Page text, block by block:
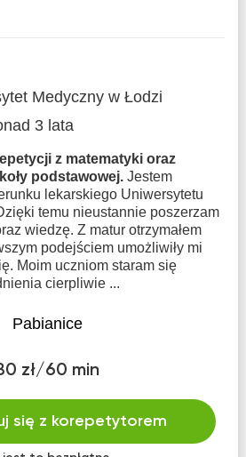
Medyczny w Łodzi
3 lata
z matematyki oraz
podstawowej. Jestem
lekarskiego Uniwersytetu
temu nieustannie poszerzam
wiedzę. Z matur otrzymałem
podejściem umożliwiły mi
Moim uczniom staram się
cierpliwie ...
Pabianice
zł/60 min
się z korepetytorem